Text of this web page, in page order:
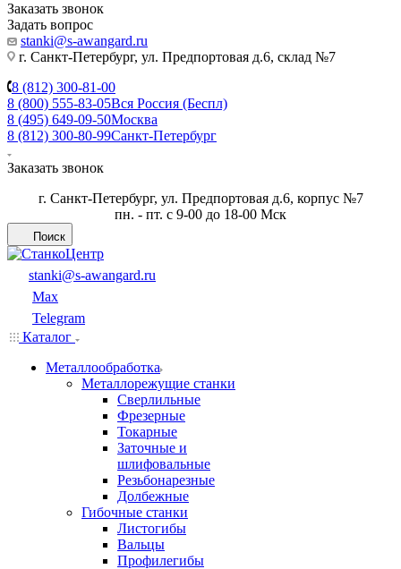
Заказать звонок
Задать вопрос
stanki@s-awangard.ru
г. Санкт-Петербург, ул. Предпортовая д.6, склад №7
8 (812) 300-81-00
8 (800) 555-83-05Вся Россия (Беспл)
8 (495) 649-09-50Москва
8 (812) 300-80-99Санкт-Петербург
Заказать звонок
г. Санкт-Петербург, ул. Предпортовая д.6, корпус №7
пн. - пт. с 9-00 до 18-00 Мск
Поиск
stanki@s-awangard.ru
Max
Telegram
Каталог
Металлообработка
Металлорежущие станки
Сверлильные
Фрезерные
Токарные
Заточные и
шлифовальные
Резьбонарезные
Долбежные
Гибочные станки
Листогибы
Вальцы
Профилегибы